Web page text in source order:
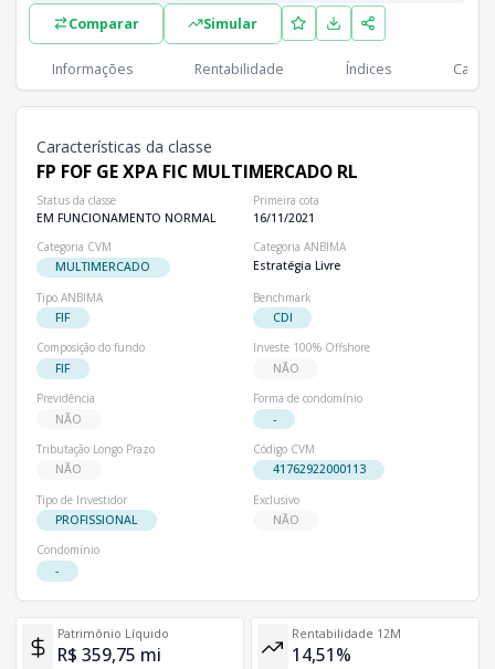
Lista completa de classes e subclasses disponíveis, incluindo
Classes
PLCotistas
Classe
FP FOF GE XPA FIC MULTIMERCADO RL R$ 359,75 mi 2
Comparar Simular
Informações Rentabilidade Índices
Características da classe
FP FOF GE XPA FIC MULTIMERCADO RL
Status da classe
EM FUNCIONAMENTO NORMAL
Primeira cota
16/11/2021
Categoria CVM
MULTIMERCADO
Categoria ANBIMA
Estratégia Livre
Tipo ANBIMA
FIF
Benchmark
CDI
Composição do fundo
FIF
Investe 100% Offshore
NÃO
Previdência
NÃO
Forma de condomínio
-
Tributação Longo Prazo
NÃO
Código CVM
41762922000113
Tipo de Investidor
PROFISSIONAL
Exclusivo
NÃO
Condomínio
-
Patrimônio Líquido
R$ 359,75 mi
Rentabilidade 12M
14,51%